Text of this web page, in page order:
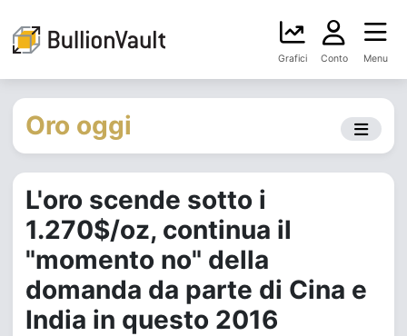
Grafici Conto Menu
Oro oggi
L'oro scende sotto i
1.270$/oz, continua il
"momento no" della
domanda da parte di Cina e
India in questo 2016